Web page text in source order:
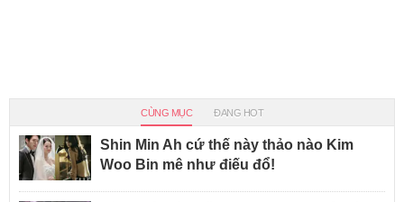
CÙNG MỤC ĐANG HOT
Shin Min Ah cứ thế này thảo nào Kim
Woo Bin mê như điếu đổ!